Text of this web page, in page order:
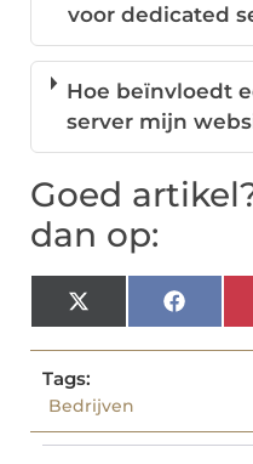
voor dedicated
Hoe beïnvloedt
server mijn
Goed
dan op:
X
(Twitter)
Tags:
Bedrijven